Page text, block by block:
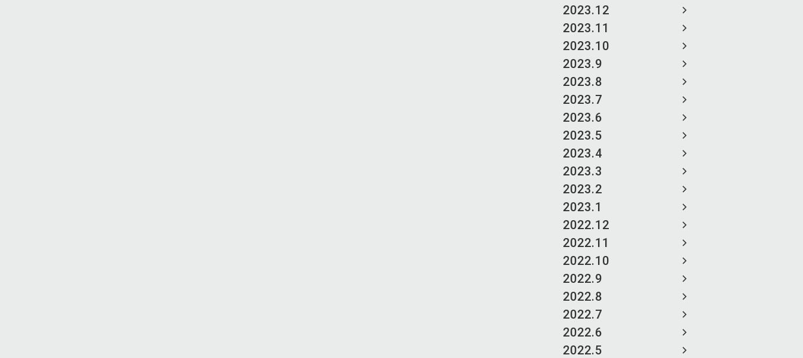
2023.12
2023.11
2023.10
2023.9
2023.8
2023.7
2023.6
2023.5
2023.4
2023.3
2023.2
2023.1
2022.12
2022.11
2022.10
2022.9
2022.8
2022.7
2022.6
2022.5